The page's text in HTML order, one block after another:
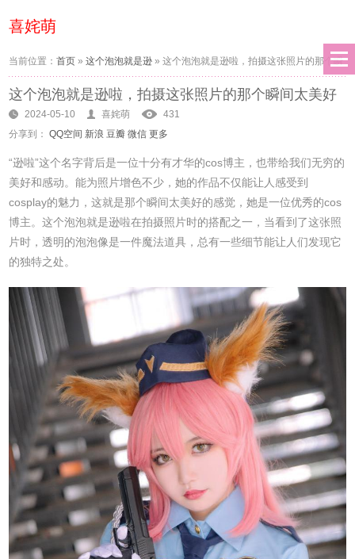
喜姹萌
当前位置：首页 »这个泡泡就是逊 »这个泡泡就是逊啦，拍摄这张照片的那个瞬
间太美好
这个泡泡就是逊啦，拍摄这张照片的那个瞬间太美好
2024-05-10 喜姹萌
431
分享到： QQ空间 新浪 豆瓣 微信 更多
“逊啦”这个名字背后是一位十分有才华的cos博主，也带给我们无穷的
美好和感动。能为照片增色不少，她的作品不仅能让人感受到
cosplay的魅力，这就是那个瞬间太美好的感觉，她是一位优秀的cos
博主。这个泡泡就是逊啦在拍摄照片时的搭配之一，当看到了这张照
片时，透明的泡泡像是一件魔法道具，总有一些细节能让人们发现它
的独特之处。